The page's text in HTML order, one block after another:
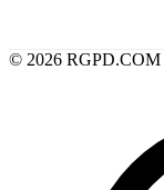
© 2026 RGPD.COM